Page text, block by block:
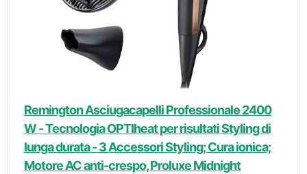
Remington Asciugacapelli Professionale 2400
W - Tecnologia OPTIheat per risultati Styling di
lunga durata - 3 Accessori Styling; Cura ionica;
Motore AC anti-crespo, Proluxe Midnight